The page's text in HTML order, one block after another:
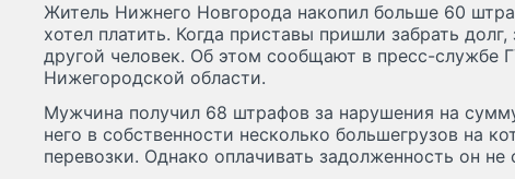
Житель Нижнего Новгорода накопил больше 60
хотел платить. Когда приставы пришли забрать
другой человек. Об этом сообщают в пресс-службе
Нижегородской области.
Мужчина получил 68 штрафов за нарушения на
него в собственности несколько большегрузов на
перевозки. Однако оплачивать задолженность он не